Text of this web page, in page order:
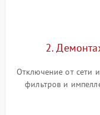
2.
Отключение от сети
фильтров и